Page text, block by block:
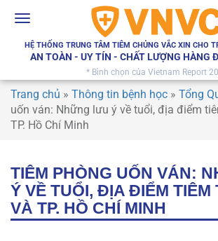
Toggle
HỆ THỐNG TRUNG TÂM TIÊM CHỦNG VẮC XIN CHO
AN TOÀN - UY TÍN - CHẤT LƯỢNG HÀNG
* Bình chọn của Vietnam Report
Trang chủ » Thông tin bệnh học » Tổng
uốn ván: Những lưu ý về tuổi, địa điểm
TP. Hồ Chí Minh
TIÊM PHÒNG UỐN VÁN:
Ý VỀ TUỔI, ĐỊA ĐIỂM TIÊM
VÀ TP. HỒ CHÍ MINH